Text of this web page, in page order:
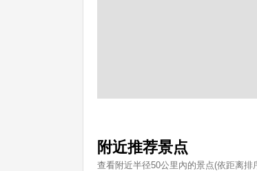
附近推荐景点
查看附近半径50公里內的景点(依距离排